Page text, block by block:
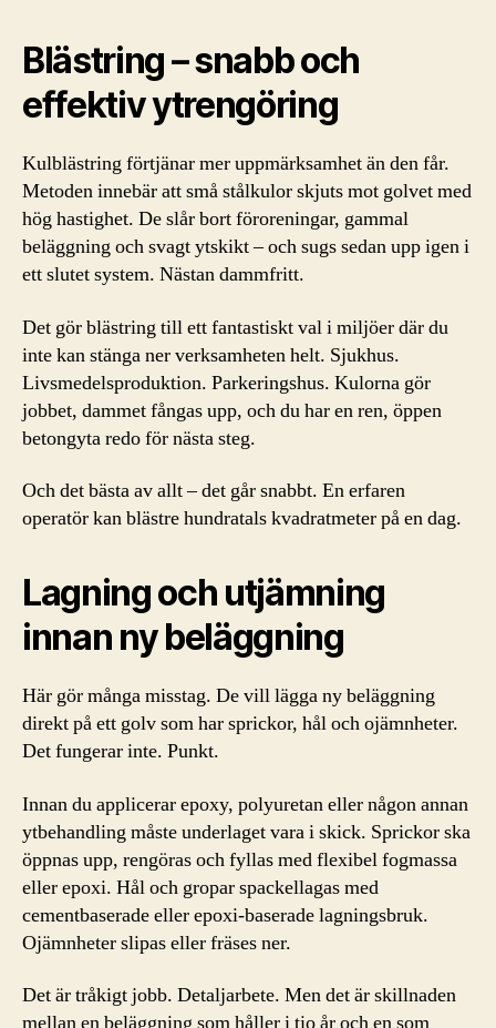
Blästring – snabb och
effektiv ytrengöring
Kulblästring förtjänar mer uppmärksamhet än den får.
Metoden innebär att små stålkulor skjuts mot golvet med
hög hastighet. De slår bort föroreningar, gammal
beläggning och svagt ytskikt – och sugs sedan upp igen i
ett slutet system. Nästan dammfritt.
Det gör blästring till ett fantastiskt val i miljöer där du
inte kan stänga ner verksamheten helt. Sjukhus.
Livsmedelsproduktion. Parkeringshus. Kulorna gör
jobbet, dammet fångas upp, och du har en ren, öppen
betongyta redo för nästa steg.
Och det bästa av allt – det går snabbt. En erfaren
operatör kan blästre hundratals kvadratmeter på en dag.
Lagning och utjämning
innan ny beläggning
Här gör många misstag. De vill lägga ny beläggning
direkt på ett golv som har sprickor, hål och ojämnheter.
Det fungerar inte. Punkt.
Innan du applicerar epoxy, polyuretan eller någon annan
ytbehandling måste underlaget vara i skick. Sprickor ska
öppnas upp, rengöras och fyllas med flexibel fogmassa
eller epoxi. Hål och gropar spackellagas med
cementbaserade eller epoxi-baserade lagningsbruk.
Ojämnheter slipas eller fräses ner.
Det är tråkigt jobb. Detaljarbete. Men det är skillnaden